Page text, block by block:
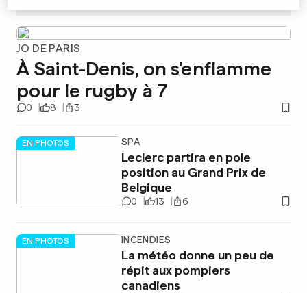
JO DE PARIS
À Saint-Denis, on s'enflamme
pour le rugby à 7
0 8 3
EN PHOTOS SPA
Leclerc partira en pole
position au Grand Prix de
Belgique
0 13 6
EN PHOTOS INCENDIES
La météo donne un peu de
répit aux pompiers
canadiens